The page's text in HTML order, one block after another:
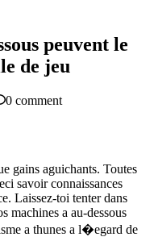
peuvent le
de jeu
0 comment
gains aguichants. Toutes
savoir connaissances
Laissez-toi tenter dans
machines a au-dessous
a thunes a l�egard de